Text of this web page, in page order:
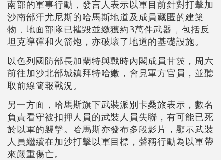
南部的軍事行動，發言人表示以軍目前針對打擊加
沙南部汗尤尼斯的哈馬斯地道及成員藏匿的建築
物，地面部隊已摧毀並繳獲約3萬件武器，包括反
坦克導彈和火箭炮，亦破壞了地道的基礎設施。
以色列國防部長加蘭特與戰時內閣成員甘茨，周六
前往加沙北部城鎮拜特哈嫩，會見軍方官員，並聽
取前線簡報戰況。
另一方面，哈馬斯旗下武裝派別卡桑旅表示，數名
負責看守被扣押人員的武裝人員失聯，有可能已死
於以軍的襲擊。哈馬斯亦發布多段影片，顯示武裝
人員繼續在加沙打擊以軍目標，聲稱行動為以軍帶
來嚴重傷亡。